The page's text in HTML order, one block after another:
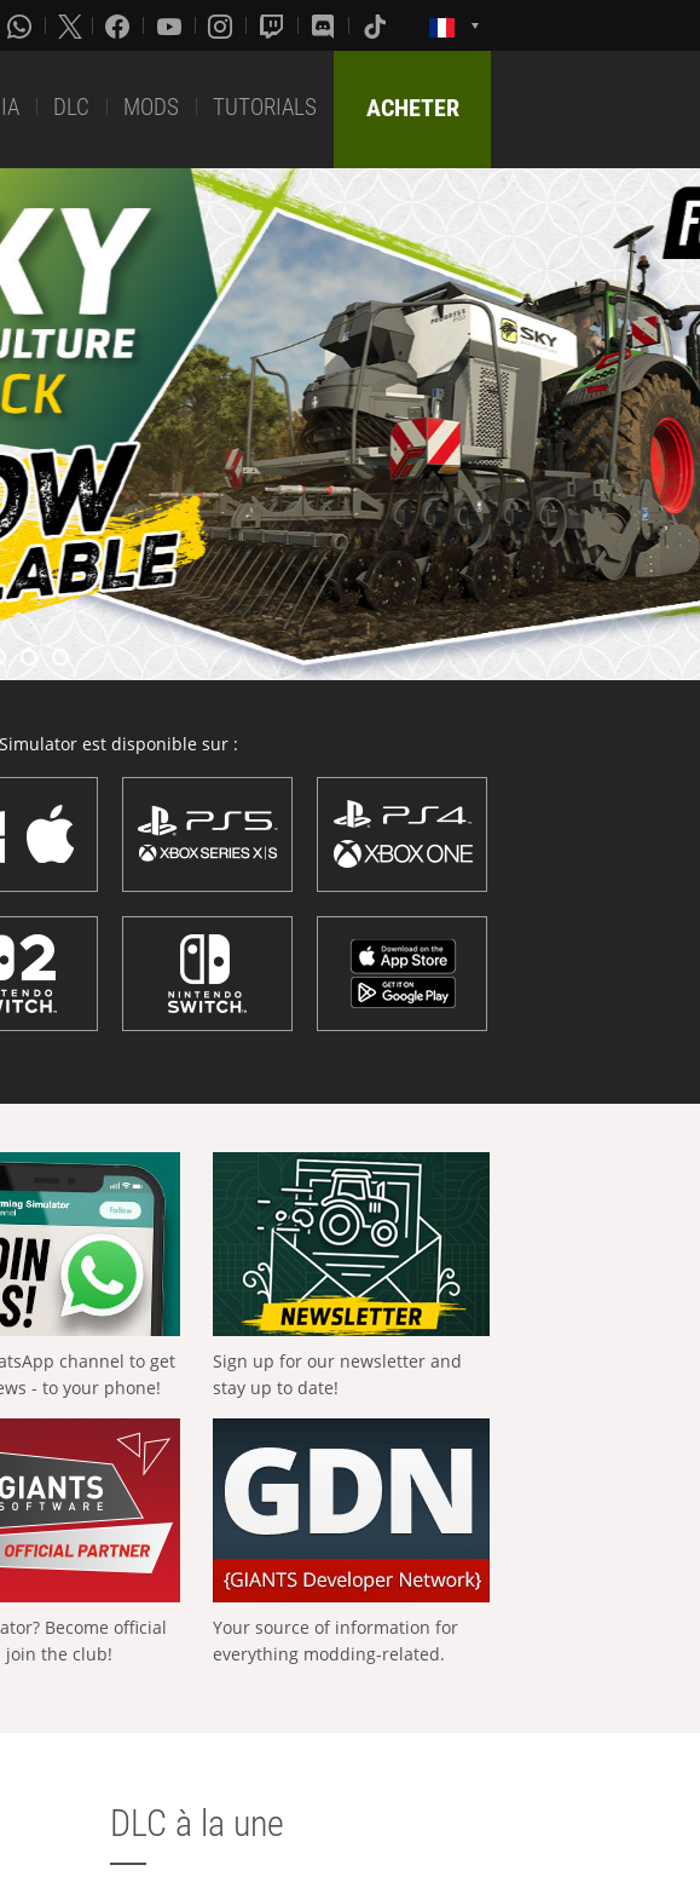
DLC MODS TUTORIALS ACHETER
est disponible sur :
channel to get
- to your phone!
Sign up for our newsletter and
stay up to date!
Become official
the club!
Your source of information for
everything modding-related.
DLC à la une